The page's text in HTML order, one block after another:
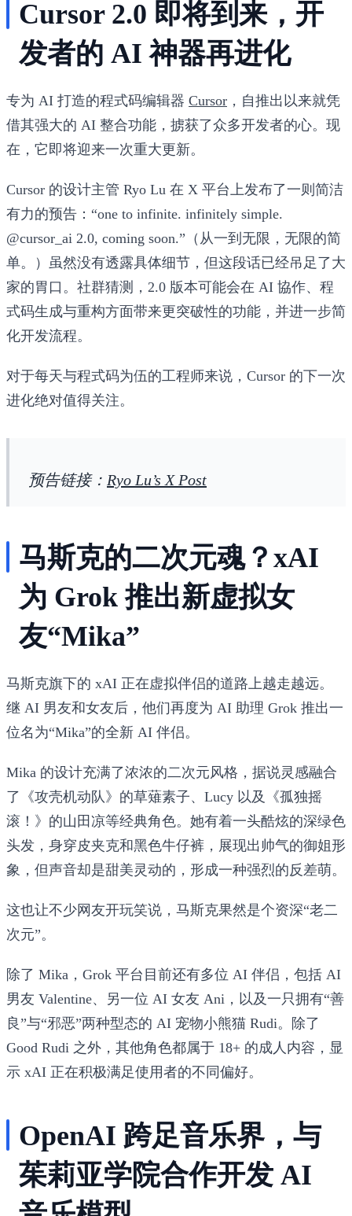
Cursor 2.0 即将到来，开
发者的 AI 神器再进化
专为 AI 打造的程式码编辑器 Cursor ，自推出以来就凭
借其强大的 AI 整合功能，掳获了众多开发者的心。现
在，它即将迎来一次重大更新。
Cursor 的设计主管 Ryo Lu 在 X 平台上发布了一则简洁
有力的预告：“one to infinite. infinitely simple.
@cursor_ai 2.0, coming soon.”（从一到无限，无限的简
单。）虽然没有透露具体细节，但这段话已经吊足了大
家的胃口。社群猜测，2.0 版本可能会在 AI 協作、程
式码生成与重构方面带来更突破性的功能，并进一步简
化开发流程。
对于每天与程式码为伍的工程师来说，Cursor 的下一次
进化绝对值得关注。
预告链接： Ryo Lu’s X Post
马斯克的二次元魂？xAI
为 Grok 推出新虚拟女
友“Mika”
马斯克旗下的 xAI 正在虚拟伴侣的道路上越走越远。
继 AI 男友和女友后，他们再度为 AI 助理 Grok 推出一
位名为“Mika”的全新 AI 伴侣。
Mika 的设计充满了浓浓的二次元风格，据说灵感融合
了《攻壳机动队》的草薙素子、Lucy 以及《孤独摇
滚！》的山田凉等经典角色。她有着一头酷炫的深绿色
头发，身穿皮夹克和黑色牛仔裤，展现出帅气的御姐形
象，但声音却是甜美灵动的，形成一种强烈的反差萌。
这也让不少网友开玩笑说，马斯克果然是个资深“老二
次元”。
除了 Mika，Grok 平台目前还有多位 AI 伴侣，包括 AI
男友 Valentine、另一位 AI 女友 Ani，以及一只拥有“善
良”与“邪恶”两种型态的 AI 宠物小熊猫 Rudi。除了
Good Rudi 之外，其他角色都属于 18+ 的成人内容，显
示 xAI 正在积极满足使用者的不同偏好。
OpenAI 跨足音乐界，与
茱莉亚学院合作开发 AI